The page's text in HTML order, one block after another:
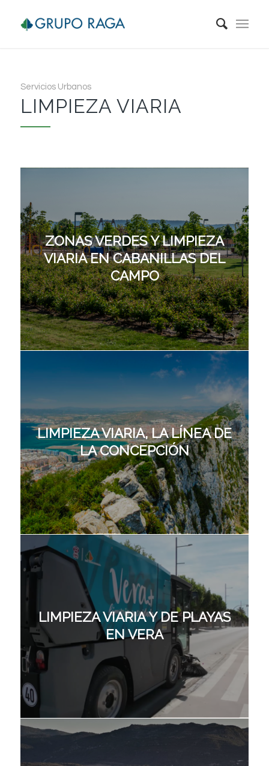
Servicios Urbanos
LIMPIEZA VIARIA
ZONAS VERDES Y LIMPIEZA
VIARIA EN CABANILLAS DEL
CAMPO
LIMPIEZA VIARIA, LA LÍNEA DE
LA CONCEPCIÓN
LIMPIEZA VIARIA Y DE PLAYAS
EN VERA